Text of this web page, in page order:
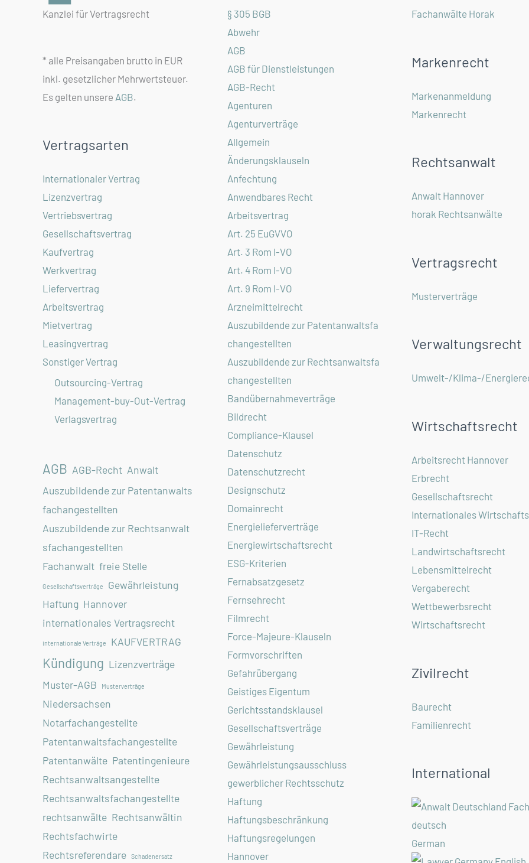
Kanzlei für Vertragsrecht
* alle Preisangaben brutto in EUR
inkl. gesetzlicher Mehrwertsteuer.
Es gelten unsere AGB.
Vertragsarten
Internationaler Vertrag
Lizenzvertrag
Vertriebsvertrag
Gesellschaftsvertrag
Kaufvertrag
Werkvertrag
Liefervertrag
Arbeitsvertrag
Mietvertrag
Leasingvertrag
Sonstiger Vertrag
Outsourcing-Vertrag
Management-buy-Out-Vertrag
Verlagsvertrag
AGB AGB-Recht Anwalt
Auszubildende zur Patentanwalts
fachangestellten
Auszubildende zur Rechtsanwalt
sfachangestellten
Fachanwalt freie Stelle
Gesellschaftsverträge
Gewährleistung
Haftung Hannover
internationales Vertragsrecht
internationale Verträge KAUFVERTRAG
Kündigung Lizenzverträge
Muster-AGB
Musterverträge
Niedersachsen
Notarfachangestellte
Patentanwaltsfachangestellte
Patentanwälte Patentingenieure
Rechtsanwaltsangestellte
Rechtsanwaltsfachangestellte
rechtsanwälte Rechtsanwältin
Rechtsfachwirte
Rechtsreferendare
Schadenersatz
§ 305 BGB
Abwehr
AGB
AGB für Dienstleistungen
AGB-Recht
Agenturen
Agenturverträge
Allgemein
Änderungsklauseln
Anfechtung
Anwendbares Recht
Arbeitsvertrag
Art. 25 EuGVVO
Art. 3 Rom I-VO
Art. 4 Rom I-VO
Art. 9 Rom I-VO
Arzneimittelrecht
Auszubildende zur Patentanwaltsfa
changestellten
Auszubildende zur Rechtsanwaltsfa
changestellten
Bandübernahmeverträge
Bildrecht
Compliance-Klausel
Datenschutz
Datenschutzrecht
Designschutz
Domainrecht
Energielieferverträge
Energiewirtschaftsrecht
ESG-Kriterien
Fernabsatzgesetz
Fernsehrecht
Filmrecht
Force-Majeure-Klauseln
Formvorschriften
Gefahrübergang
Geistiges Eigentum
Gerichtsstandsklausel
Gesellschaftsverträge
Gewährleistung
Gewährleistungsausschluss
gewerblicher Rechtsschutz
Haftung
Haftungsbeschränkung
Haftungsregelungen
Hannover
Fachanwälte Horak
Markenrecht
Markenanmeldung
Markenrecht
Rechtsanwalt
Anwalt Hannover
horak Rechtsanwälte
Vertragsrecht
Musterverträge
Verwaltungsrecht
Umwelt-/Klima-/
Wirtschaftsrecht
Arbeitsrecht Hannover
Erbrecht
Gesellschaftsrecht
Internationales
IT-Recht
Landwirtschaftsrecht
Lebensmittelrecht
Vergaberecht
Wettbewerbsrecht
Wirtschaftsrecht
Zivilrecht
Baurecht
Familienrecht
International
German